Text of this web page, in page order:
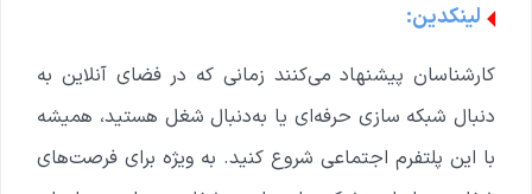
لینکدین:
کارشناسان پیشنهاد می‌کنند زمانی که در فضای آنلاین به
دنبال شبکه‌ سازی حرفه‌ای یا به‌دنبال شغل هستید، همیشه
با این پلتفرم اجتماعی شروع کنید. به ویژه برای فرصت‌های